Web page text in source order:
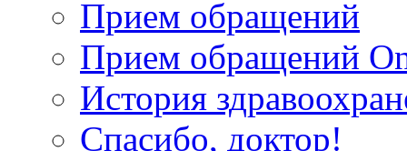
Прием обращений
Прием обращений
История
Спасибо, доктор!